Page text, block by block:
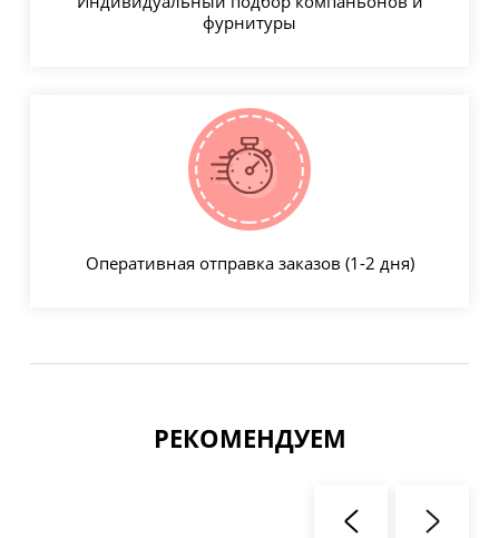
фурнитуры
Оперативная отправка заказов (1-2 дня)
РЕКОМЕНДУЕМ